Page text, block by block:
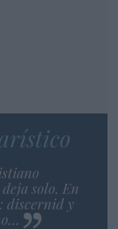
solo. En
discernid y